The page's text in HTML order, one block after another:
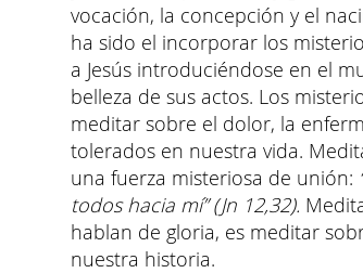
vocación, la concepción y el
ha sido el incorporar los
a Jesús introduciéndose en el
belleza de sus actos. Los
meditar sobre el dolor, la
tolerados en nuestra vida.
una fuerza misteriosa de unión:
todos hacia mí” (Jn 12,32).
hablan de gloria, es meditar
nuestra historia.